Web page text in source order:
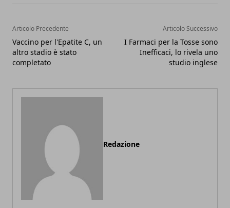
Articolo Precedente
Vaccino per l'Epatite C, un
altro stadio è stato
completato
Articolo Successivo
I Farmaci per la Tosse sono
Inefficaci, lo rivela uno
studio inglese
Redazione